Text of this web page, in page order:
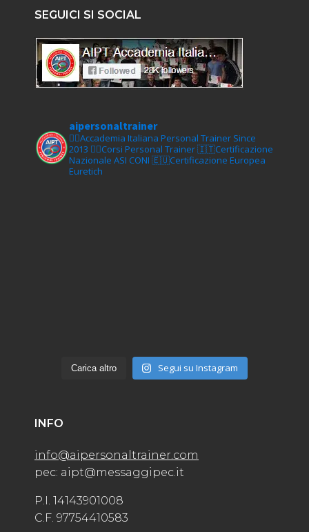
SEGUICI SI SOCIAL
aipersonaltrainer
🏋‍♀️Accademia Italiana Personal Trainer Since
2013 🏋‍♂️Corsi Personal Trainer🇮🇹Certificazione
Nazionale ASI CONI 🇪🇺Certificazione Europea
Euretich
Carica altro Segui su Instagram
INFO
info@aipersonaltrainer.com
pec: aipt@messaggipec.it
P.I. 14143901008
C.F. 97754410583